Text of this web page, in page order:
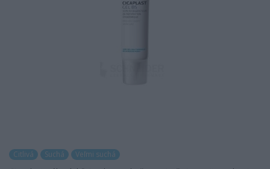
Citlivá Suchá Veľmi suchá